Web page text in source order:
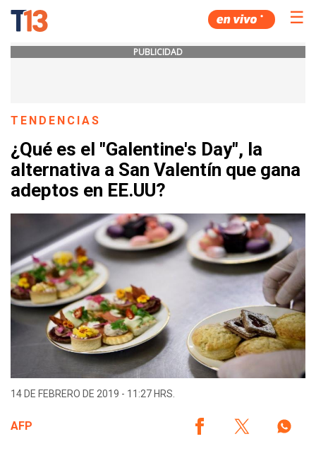
☰
PUBLICIDAD
TENDENCIAS
¿Qué es el "Galentine's Day", la
alternativa a San Valentín que gana
adeptos en EE.UU?
14 DE FEBRERO DE 2019 - 11:27 HRS.
AFP